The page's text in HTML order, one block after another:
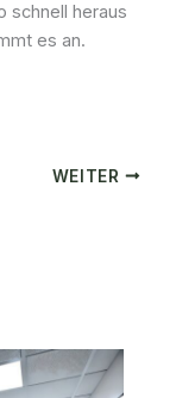
schnell heraus
es an.
WEITER